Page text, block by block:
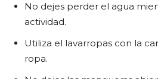
No dejes perder el agua
actividad.
Utiliza el lavarropas con la
ropa.